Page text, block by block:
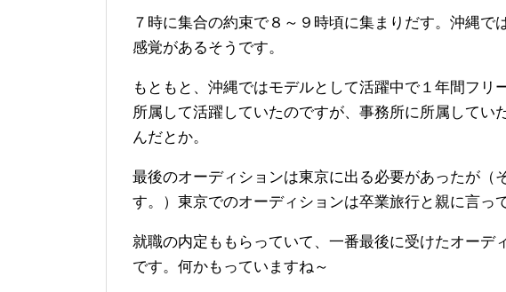
７時に集合の約束で８～９時頃に集まりだす。沖縄で
感覚があるそうです。
もともと、沖縄ではモデルとして活躍中で１年間フリ
所属して活躍していたのですが、事務所に所属してい
んだとか。
最後のオーディションは東京に出る必要があったが（
す。）東京でのオーディションは卒業旅行と親に言っ
就職の内定ももらっていて、一番最後に受けたオーデ
です。何かもっていますね～